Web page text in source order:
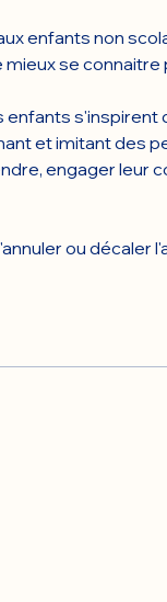
enfants non
se
enfants
et imitant des
engager leur
ou décaler